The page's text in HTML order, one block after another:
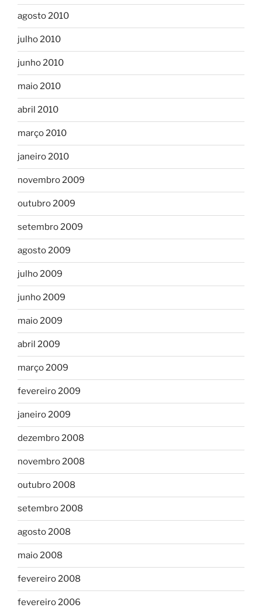
agosto 2010
julho 2010
junho 2010
maio 2010
abril 2010
março 2010
janeiro 2010
novembro 2009
outubro 2009
setembro 2009
agosto 2009
julho 2009
junho 2009
maio 2009
abril 2009
março 2009
fevereiro 2009
janeiro 2009
dezembro 2008
novembro 2008
outubro 2008
setembro 2008
agosto 2008
maio 2008
fevereiro 2008
fevereiro 2006